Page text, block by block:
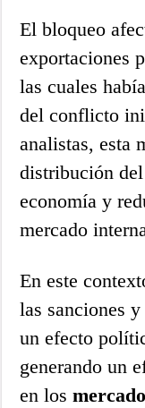
El bloqueo
exportaciones
las cuales
del conflicto
analistas, esta
distribución
economía y
mercado
En este
las sanciones
un efecto
generando un
en los